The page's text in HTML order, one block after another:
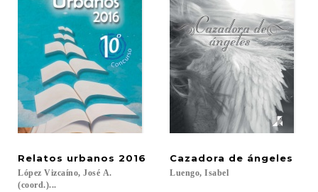
Relatos urbanos 2016
López Vizcaíno, José A.
(coord.)...
Cazadora de ángeles
Luengo, Isabel